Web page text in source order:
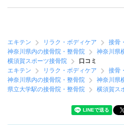
エキテン リラク・ボディケア
接骨
神奈川県内の接骨院・整骨院
神奈川県
横須賀スポーツ接骨院
口コミ
エキテン
リラク・ボディケア
接骨
神奈川県内の接骨院・整骨院
神奈川県
県立大学駅の接骨院・整骨院
横須賀ス